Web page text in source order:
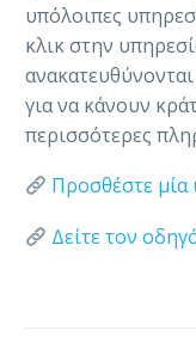
υπόλοιπες
κλικ στην
για να κάνουν
περισσότερες
Προσθέστε μία
Δείτε τον